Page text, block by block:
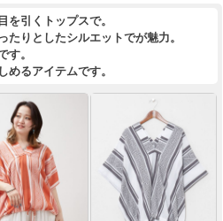
を引くトップスで。
りとしたシルエットでが魅力。
す。
めるアイテムです。